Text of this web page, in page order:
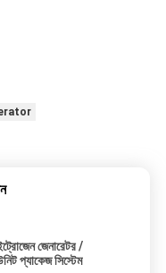
জেনারেটর /
প্যাকেজ সিস্টেম